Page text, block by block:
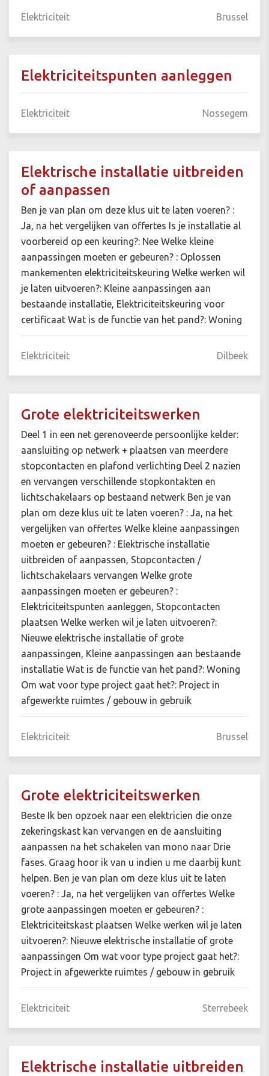
Elektriciteit Brussel
Elektriciteitspunten aanleggen
Elektriciteit Nossegem
Elektrische installatie uitbreiden
of aanpassen
Ben je van plan om deze klus uit te laten voeren? :
Ja, na het vergelijken van offertes Is je installatie al
voorbereid op een keuring?: Nee Welke kleine
aanpassingen moeten er gebeuren? : Oplossen
mankementen elektriciteitskeuring Welke werken wil
je laten uitvoeren?: Kleine aanpassingen aan
bestaande installatie, Elektriciteitskeuring voor
certificaat Wat is de functie van het pand?: Woning
Elektriciteit Dilbeek
Grote elektriciteitswerken
Deel 1 in een net gerenoveerde persoonlijke kelder:
aansluiting op netwerk + plaatsen van meerdere
stopcontacten en plafond verlichting Deel 2 nazien
en vervangen verschillende stopkontakten en
lichtschakelaars op bestaand netwerk Ben je van
plan om deze klus uit te laten voeren? : Ja, na het
vergelijken van offertes Welke kleine aanpassingen
moeten er gebeuren? : Elektrische installatie
uitbreiden of aanpassen, Stopcontacten /
lichtschakelaars vervangen Welke grote
aanpassingen moeten er gebeuren? :
Elektriciteitspunten aanleggen, Stopcontacten
plaatsen Welke werken wil je laten uitvoeren?:
Nieuwe elektrische installatie of grote
aanpassingen, Kleine aanpassingen aan bestaande
installatie Wat is de functie van het pand?: Woning
Om wat voor type project gaat het?: Project in
afgewerkte ruimtes / gebouw in gebruik
Elektriciteit Brussel
Grote elektriciteitswerken
Beste Ik ben opzoek naar een elektricien die onze
zekeringskast kan vervangen en de aansluiting
aanpassen na het schakelen van mono naar Drie
fases. Graag hoor ik van u indien u me daarbij kunt
helpen. Ben je van plan om deze klus uit te laten
voeren? : Ja, na het vergelijken van offertes Welke
grote aanpassingen moeten er gebeuren? :
Elektriciteitskast plaatsen Welke werken wil je laten
uitvoeren?: Nieuwe elektrische installatie of grote
aanpassingen Om wat voor type project gaat het?:
Project in afgewerkte ruimtes / gebouw in gebruik
Elektriciteit Sterrebeek
Elektrische installatie uitbreiden